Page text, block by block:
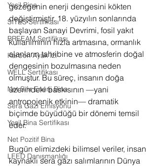
Yeşil Bina
SITES Sertifikası
BREEAM Sertifikası
Karbon Ayak İzi
WELL Sertifikası
Net Sıfır Enerji Bina
Sera Gazı Emisyonu
Yeşil Bina Sertifikası
Net Pozitif Bina
LEED Danışmanlığı
gezegenin enerji dengesini kökten
değiştirmiştir. 18. yüzyılın sonlarında
başlayan Sanayi Devrimi, fosil yakıt
kullanımının hızla artmasına, ormanlık
alanların tahribine ve atmosferin doğal
dengesinin bozulmasına neden
olmuştur. Bu süreç, insanın doğa
üzerindeki baskısının —yani
antropojenik etkinin— dramatik
biçimde büyüdüğü bir dönemi temsil
eder.
Bugün elimizdeki bilimsel veriler, insan
kaynaklı sera gazı salımlarının Dünya